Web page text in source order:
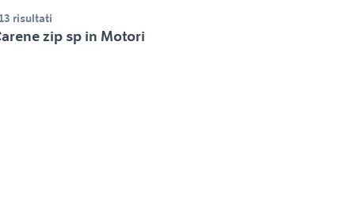
risultati
zip sp in Motori